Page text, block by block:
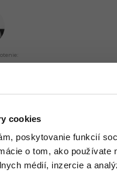
cookies
poskytovanie funkcií
o tom, ako používate
médií, inzercie a
se
naučil na
súkromnej